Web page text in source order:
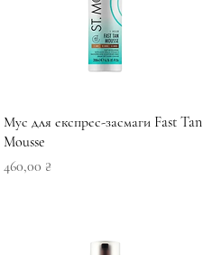
Швидкий перегляд
Мус для експрес-засмаги Fast Tan
Mousse
Ціна
460,00 ₴